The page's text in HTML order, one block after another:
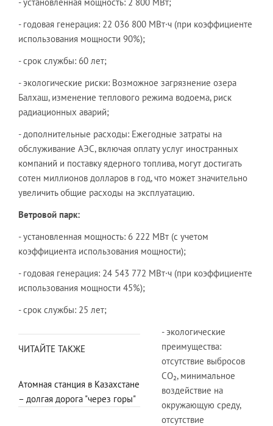
- годовая генерация: 22 036 800 МВт·ч (при коэффициенте
использования мощности 90%);
- срок службы: 60 лет;
- экологические риски: Возможное загрязнение озера
Балхаш, изменение теплового режима водоема, риск
радиационных аварий;
- дополнительные расходы: Ежегодные затраты на
обслуживание АЭС, включая оплату услуг иностранных
компаний и поставку ядерного топлива, могут достигать
сотен миллионов долларов в год, что может значительно
увеличить общие расходы на эксплуатацию.
Ветровой парк:
- установленная мощность: 6 222 МВт (с учетом
коэффициента использования мощности);
- годовая генерация: 24 543 772 МВт·ч (при коэффициенте
использования мощности 45%);
- срок службы: 25 лет;
ЧИТАЙТЕ ТАКЖЕ
Атомная станция в Казахстане
– долгая дорога "через горы"
- экологические
преимущества:
отсутствие выбросов
CO₂, минимальное
воздействие на
окружающую среду,
отсутствие